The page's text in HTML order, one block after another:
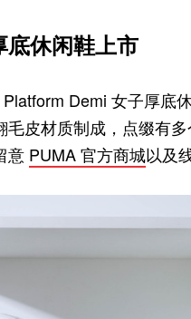
休闲鞋上市
Demi 女子厚底
皮材质制成，点缀有
意 PUMA 官方商城以及